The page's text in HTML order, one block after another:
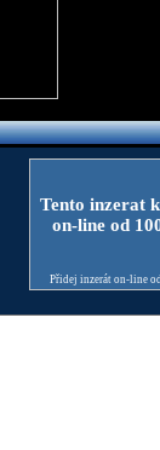
Tento inzerat
on-line od
Přidej inzerát on-line